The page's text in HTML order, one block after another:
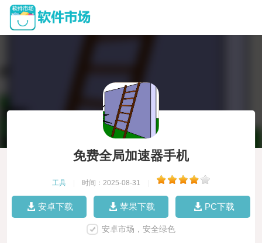
免费全局加速器手机
工具 时间：2025-08-31
安卓下载 苹果下载 PC下载
安卓市场，安全绿色